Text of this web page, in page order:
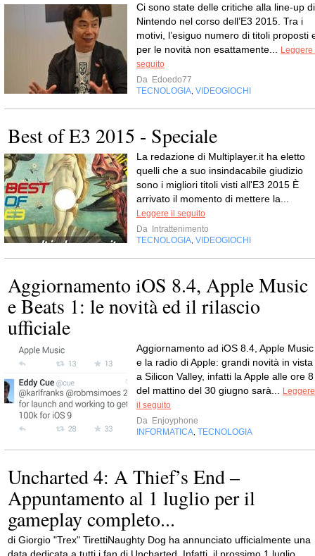
Ci sono state delle critiche alla line-up di
Nintendo nel corso dell’E3 2015. Tra i
motivi, l’esiguo numero di titoli proposti
per le novità non esattamente...
Leggere
seguito
Da Edoedo77
TECNOLOGIA VIDEOGIOCHI
Best of E3 2015 - Speciale
La redazione di Multiplayer.it ha eletto
quelli che a suo insindacabile giudizio
sono i migliori titoli visti all'E3 2015 È
arrivato il momento di mettere la...
Leggere il seguito
Da
Intrattenimento
TECNOLOGIA VIDEOGIOCHI
Aggiornamento iOS 8.4, Apple Music
e Beats 1: le novità ed il rilascio
ufficiale
Aggiornamento ad iOS 8.4, Apple Music
e la radio di Apple: grandi novità in vista
a Silicon Valley, infatti la Apple alle ore 8
del mattino del 30 giugno sarà...
Leggere
il seguito
Da Enjoyphone
INFORMATICA TECNOLOGIA
Uncharted 4: A Thief’s End –
Appuntamento al 1 luglio per il
gameplay completo...
di Giorgio "Trex" TirettiNaughty Dog ha annunciato ufficialmente una